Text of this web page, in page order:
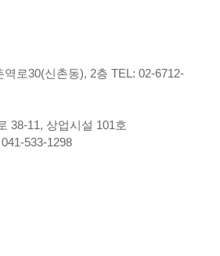
로30(신촌동), 2층 TEL: 02-6712-
38-11, 상업시설 101호
533-1298